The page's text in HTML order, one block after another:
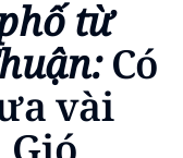
từ
Có
vài